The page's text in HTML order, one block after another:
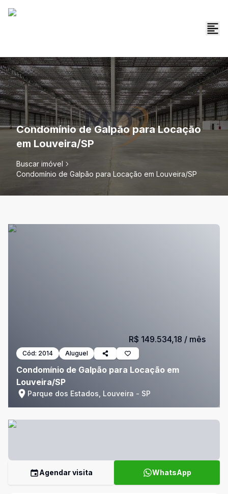
Condomínio de Galpão para Locação
em Louveira/SP
Buscar imóvel
Condomínio de Galpão para Locação em Louveira/SP
Cód: 2014 Aluguel
Condomínio de Galpão para Locação em
Louveira/SP
Parque dos Estados, Louveira - SP
R$ 149.534,18 / mês
Agendar visita WhatsApp